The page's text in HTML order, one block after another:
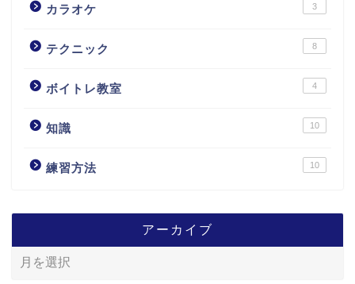
カラオケ 3
テクニック 8
ボイトレ教室 4
知識 10
練習方法 10
アーカイブ